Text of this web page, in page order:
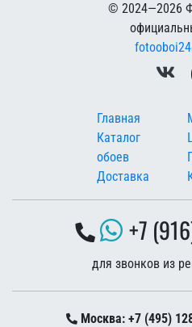
© 2024—2026
Меню в
Главная
Каталог
обоев
Доставка
+7
для звонков из
Москва: +7 (495)